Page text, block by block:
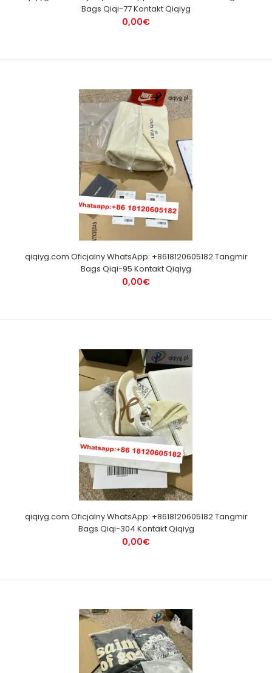
Bags Qiqi-77 Kontakt Qiqiyg
0,00€
qiqiyg.com Oficjalny WhatsApp: +8618120605182 Tangmir
Bags Qiqi-95 Kontakt Qiqiyg
0,00€
qiqiyg.com Oficjalny WhatsApp: +8618120605182 Tangmir
Bags Qiqi-304 Kontakt Qiqiyg
0,00€